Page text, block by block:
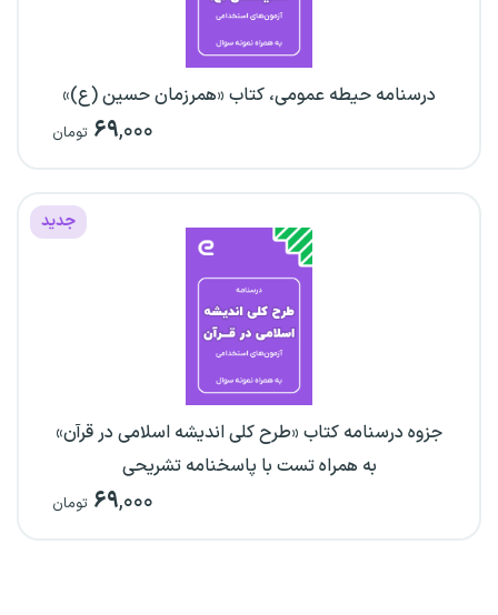
درسنامه حیطه عمومی، کتاب «همرزمان حسین (ع)»
۶۹,۰۰۰ تومان
جدید
جزوه درسنامه کتاب «طرح کلی اندیشه اسلامی در قرآن»
به همراه تست با پاسخنامه تشریحی
۶۹,۰۰۰ تومان